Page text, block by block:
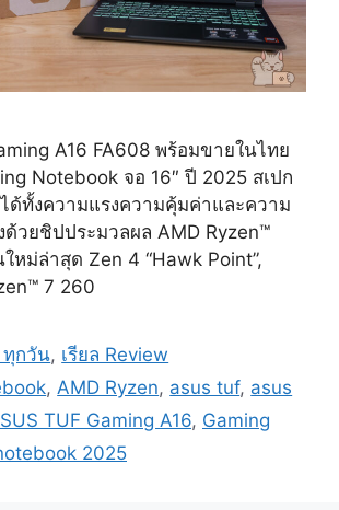
A16 FA608 พร้อมขายในไทย
Notebook จอ 16″ ปี 2025 สเปก
ด้ทั้งความแรงความคุ้มค่าและความ
ด้วยชิปประมวลผล AMD Ryzen™
หม่ล่าสุด Zen 4 “Hawk Point”,
7 260
ทุกวัน, เรียล Review
, AMD Ryzen, asus tuf, asus
TUF Gaming A16, Gaming
2025